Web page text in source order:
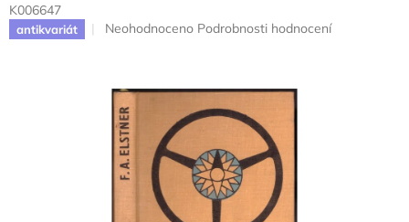
K006647
antikvariát
Průměrné
0,0
hvězdiček.
Neohodnoceno Podrobnosti hodnocení